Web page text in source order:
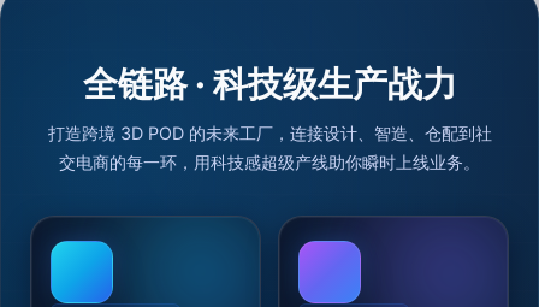
全链路 · 科技级生产战力
打造跨境 3D POD 的未来工厂，连接设计、智造、仓配到社
交电商的每一环，用科技感超级产线助你瞬时上线业务。